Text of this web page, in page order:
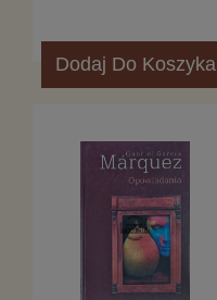
Dodaj Do Koszyka